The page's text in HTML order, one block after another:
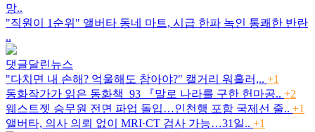
망..
"직원이 1순위" 앨버타 동네 마트, 시급 한파 녹인 통쾌한 반란
..
댓글달린뉴스
"다치면 내 손해? 억울해도 참아야?" 캘거리 워홀러,.. +1
동화작가가 읽은 동화책_93 『말로 나라를 구한 헌마공.. +2
웨스트젯 승무원 전면 파업 돌입…인천행 포함 국제선 줄.. +1
앨버타, 의사 의뢰 없이 MRI·CT 검사 가능…31일.. +1